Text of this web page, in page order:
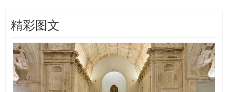
精彩图文